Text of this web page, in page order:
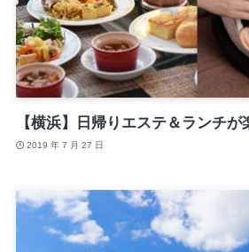
【横浜】日帰りエステ＆ランチ
2019 年 7 月 27 日